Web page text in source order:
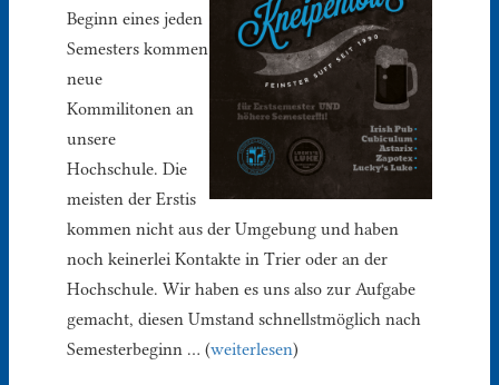
Studium
Protokolle
Ausleihe
Beginn eines jeden
Semesters kommen
neue
Kommilitonen an
unsere
Hochschule. Die
meisten der Erstis
kommen nicht aus der Umgebung und haben
noch keinerlei Kontakte in Trier oder an der
Hochschule. Wir haben es uns also zur Aufgabe
gemacht, diesen Umstand schnellstmöglich nach
Semesterbeginn … (weiterlesen)